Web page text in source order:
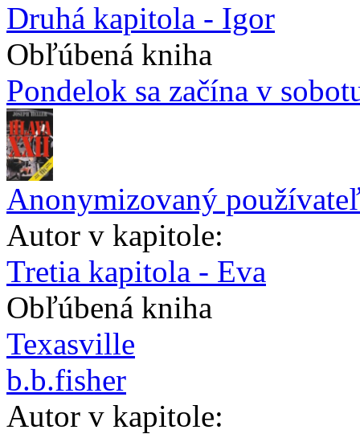
Druhá kapitola - Igor
Obľúbená kniha
Pondelok sa začína v
Anonymizovaný
Autor v kapitole:
Tretia kapitola - Eva
Obľúbená kniha
Texasville
b.b.fisher
Autor v kapitole: